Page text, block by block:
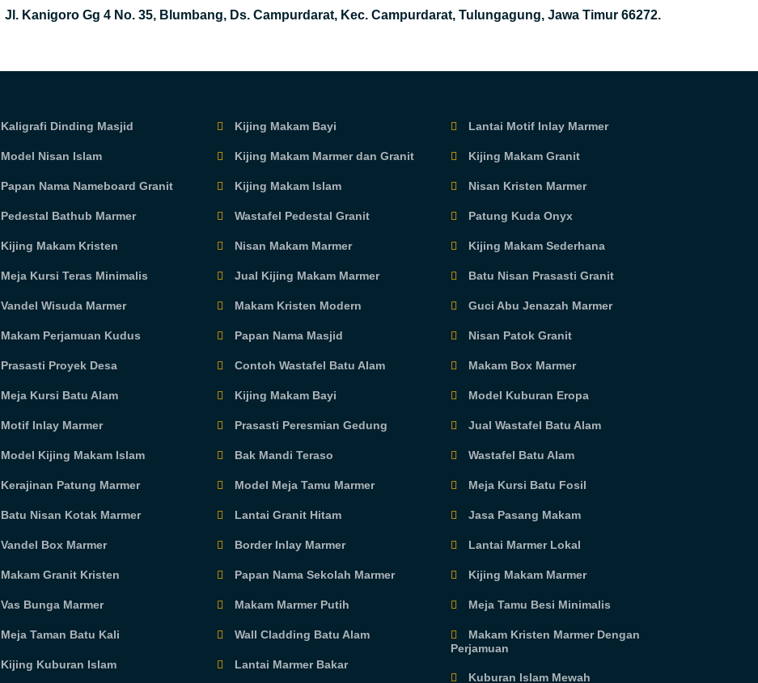
Jl. Kanigoro Gg 4 No. 35, Blumbang, Ds. Campurdarat, Kec. Campurdarat, Tulungagung, Jawa Timur 66272.
Kaligrafi Dinding Masjid
Model Nisan Islam
Papan Nama Nameboard Granit
Pedestal Bathub Marmer
Kijing Makam Kristen
Meja Kursi Teras Minimalis
Vandel Wisuda Marmer
Makam Perjamuan Kudus
Prasasti Proyek Desa
Meja Kursi Batu Alam
Motif Inlay Marmer
Model Kijing Makam Islam
Kerajinan Patung Marmer
Batu Nisan Kotak Marmer
Vandel Box Marmer
Makam Granit Kristen
Vas Bunga Marmer
Meja Taman Batu Kali
Kijing Kuburan Islam
Kijing Makam Bayi
Kijing Makam Marmer dan Granit
Kijing Makam Islam
Wastafel Pedestal Granit
Nisan Makam Marmer
Jual Kijing Makam Marmer
Makam Kristen Modern
Papan Nama Masjid
Contoh Wastafel Batu Alam
Kijing Makam Bayi
Prasasti Peresmian Gedung
Bak Mandi Teraso
Model Meja Tamu Marmer
Lantai Granit Hitam
Border Inlay Marmer
Papan Nama Sekolah Marmer
Makam Marmer Putih
Wall Cladding Batu Alam
Lantai Marmer Bakar
Lantai Motif Inlay Marmer
Kijing Makam Granit
Nisan Kristen Marmer
Patung Kuda Onyx
Kijing Makam Sederhana
Batu Nisan Prasasti Granit
Guci Abu Jenazah Marmer
Nisan Patok Granit
Makam Box Marmer
Model Kuburan Eropa
Jual Wastafel Batu Alam
Wastafel Batu Alam
Meja Kursi Batu Fosil
Jasa Pasang Makam
Lantai Marmer Lokal
Kijing Makam Marmer
Meja Tamu Besi Minimalis
Makam Kristen Marmer Dengan
Perjamuan
Kuburan Islam Mewah